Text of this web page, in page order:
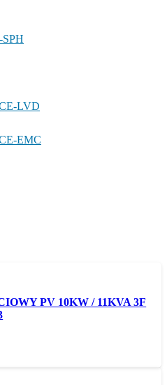
LVD
EMC
PV 10KW / 11KVA 3F